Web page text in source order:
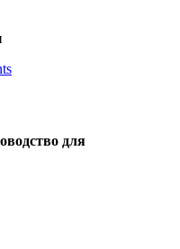
для